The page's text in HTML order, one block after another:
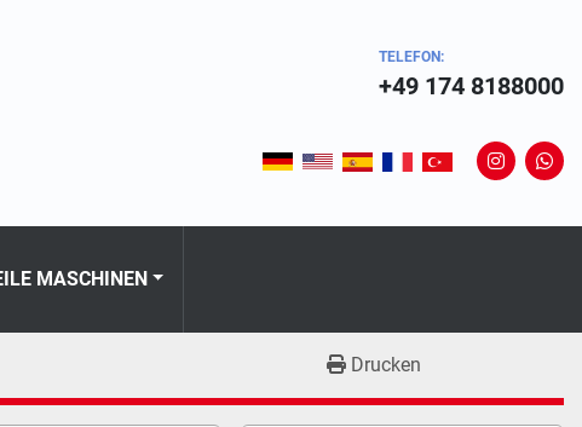
TELEFON:
+49 174 8188000
instagram
MASCHINEN
Drucken